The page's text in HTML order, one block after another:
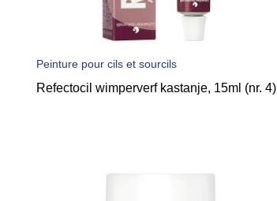
Peinture pour cils et sourcils
Refectocil wimperverf kastanje, 15ml (nr. 4)